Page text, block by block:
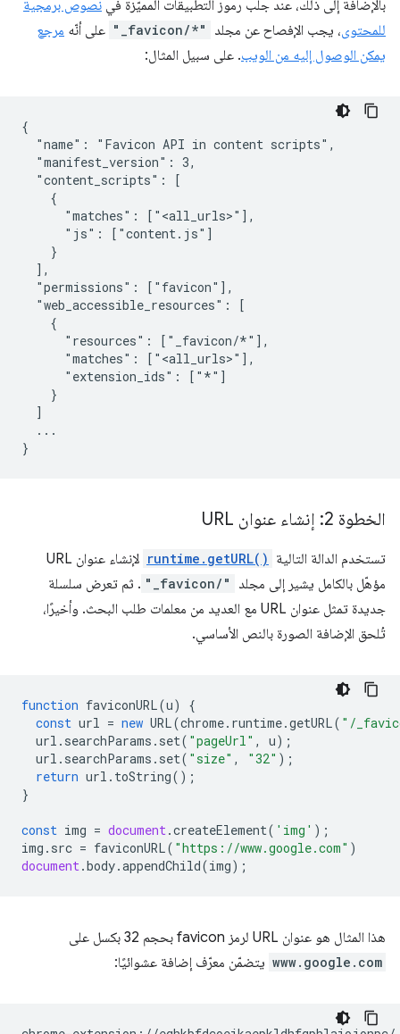
بالإضافة إلى ذلك، عند جلب رموز التطبيقات المميّزة في نصوص برمجية
للمحتوى، يجب الإفصاح عن مجلد "_favicon/*" على أنّه مرجع
يمكن الوصول إليه من الويب. على سبيل المثال:
{
  "name": "Favicon API in content scripts",
  "manifest_version": 3,
  "content_scripts": [
    {
      "matches": ["<all_urls>"],
      "js": ["content.js"]
    }
  ],
  "permissions": ["favicon"],
  "web_accessible_resources": [
    {
      "resources": ["_favicon/*"],
      "matches": ["<all_urls>"],
      "extension_ids": ["*"]
    }
  ]
  ...
الخطوة 2: إنشاء عنوان URL
تستخدم الدالة التالية runtime.getURL()
لإنشاء عنوان URL
مؤهّل بالكامل يشير إلى مجلد
"_favicon/" . ثم تعرض سلسلة
جديدة تمثل عنوان URL مع العديد من معلمات طلب البحث. وأخيرًا،
تُلحق الإضافة الصورة بالنص الأساسي.
function faviconURL(u)
{
const url = new URL(chrome. runtime.getURL( "/
url . searchParams . set( "pageUrl" , u);
url . searchParams . set( "size" , "32" );
return url . toString();
}
const img = document.createElement( 'img' );
img . src = faviconURL( "https://www.google.com" )
document.body.appendChild(img);
هذا المثال هو عنوان URL لرمز favicon بحجم 32 بكسل على
www.google.com يتضمّن معرّف إضافة عشوائيًا: